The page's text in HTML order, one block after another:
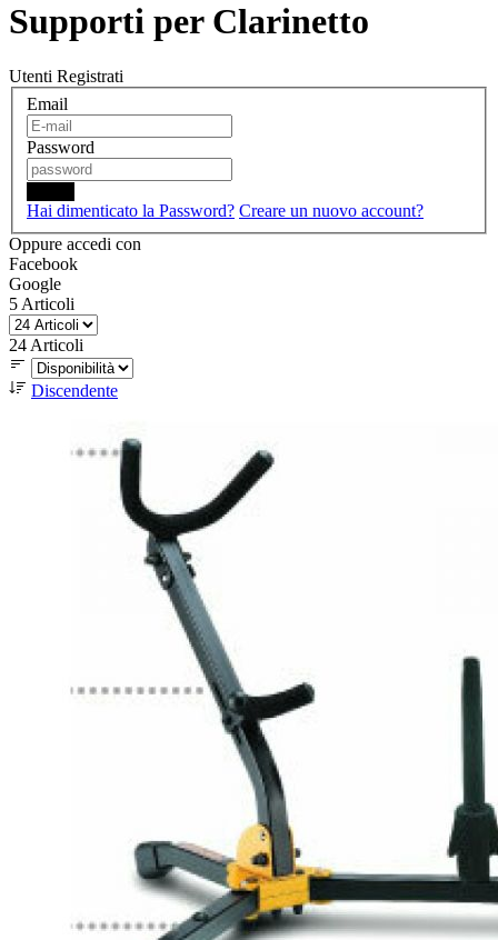
Supporti per Clarinetto
Utenti Registrati
Email
Password
Hai dimenticato la Password? Creare un nuovo account?
Oppure accedi con
Facebook
Google
5Articoli
24Articoli
Discendente